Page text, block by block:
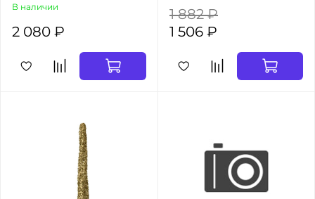
В наличии
2 080 ₽
1 882 ₽
1 506 ₽